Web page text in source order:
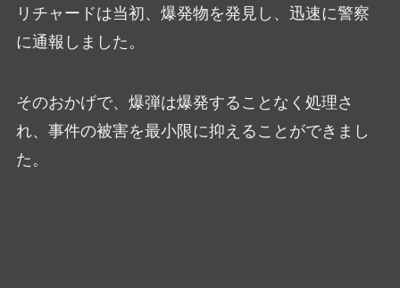
リチャードは当初、爆発物を発見し、迅速に警察
に通報しました。
そのおかげで、爆弾は爆発することなく処理さ
れ、事件の被害を最小限に抑えることができまし
た。